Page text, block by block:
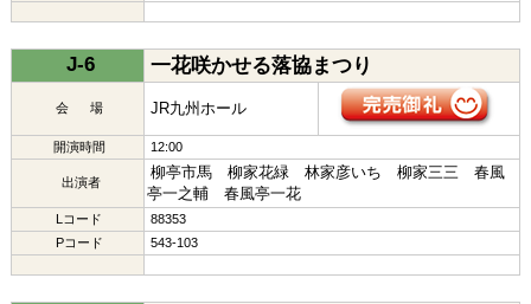
J-6 一花咲かせる落協まつり
会 場 JR九州ホール
開演時間 12:00
出演者
柳亭市馬 柳家花緑 林家彦いち 柳家三三 春風
亭一之輔 春風亭一花
Lコード
88353
Pコード
543-103